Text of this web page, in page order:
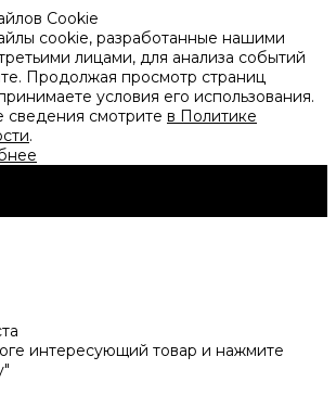
Cookie
cookie, разработанные нашими
лицами, для анализа событий
Продолжая просмотр страниц
условия его использования.
смотрите в Политике
.
интересующий товар и нажмите